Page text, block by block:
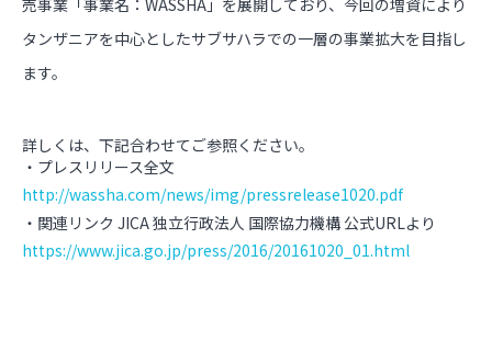
売事業「事業名：WASSHA」を展開しており、今回の増資により
タンザニアを中心としたサブサハラでの一層の事業拡大を目指し
ます。
詳しくは、下記合わせてご参照ください。
・プレスリリース全文
http://wassha.com/news/img/pressrelease1020.pdf
・関連リンク JICA 独立行政法人 国際協力機構 公式URLより
https://www.jica.go.jp/press/2016/20161020_01.html